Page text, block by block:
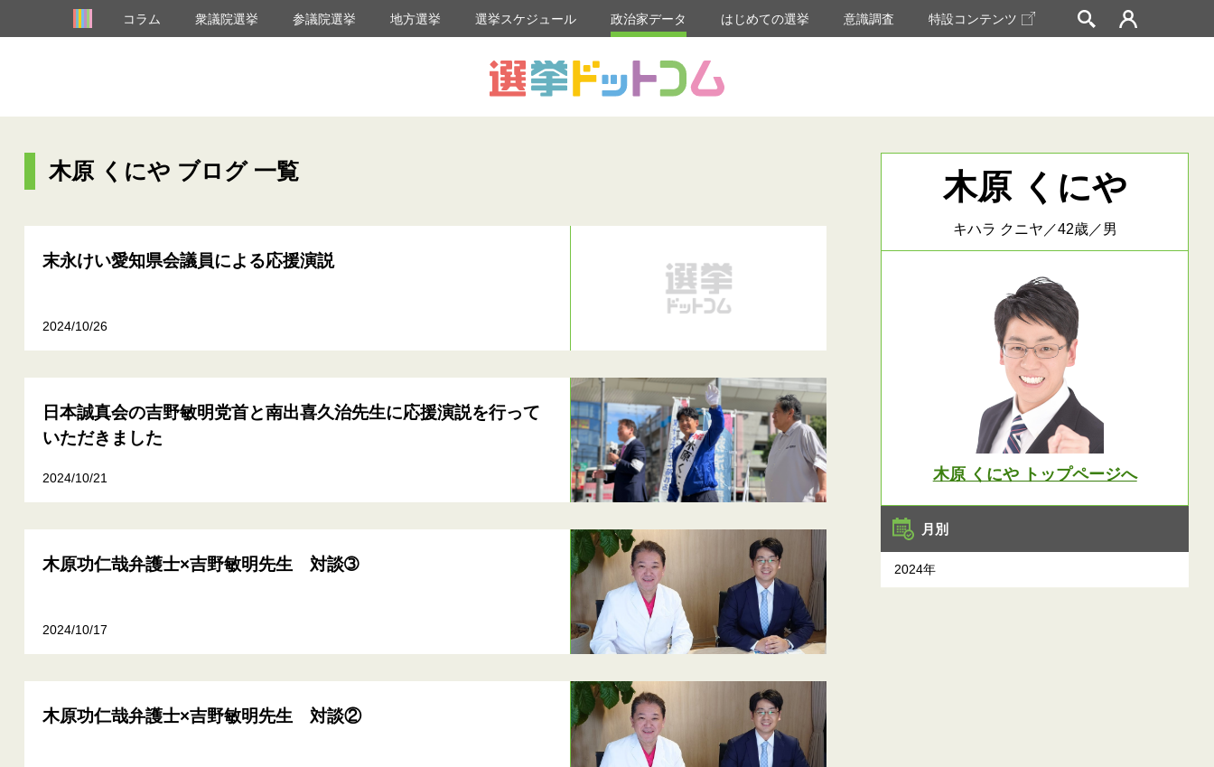
コラム 衆議院選挙 参議院選挙 地方選挙 選挙スケジュール 政治家データ はじめての選挙 意識調査 特設コンテンツ
木原 くにや ブログ 一覧
末永けい愛知県会議員による応援演説
2024/10/26
日本誠真会の吉野敏明党首と南出喜久治先生に応援演説を行って
いただきました
2024/10/21
木原功仁哉弁護士×吉野敏明先生 対談➂
2024/10/17
木原功仁哉弁護士×吉野敏明先生 対談②
木原 くにや
キハラ クニヤ／42歳／男
木原 くにや トップページへ
月別
2024年